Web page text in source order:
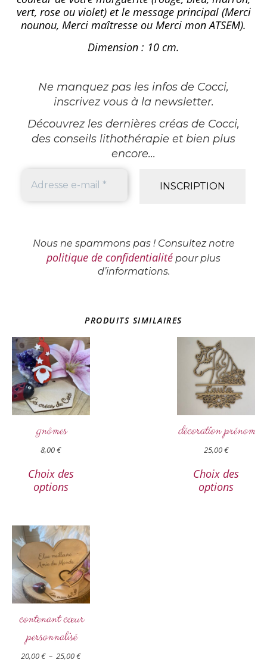
vert, rose ou violet) et le message principal (Merci
nounou, Merci maîtresse ou Merci mon ATSEM).
Dimension : 10 cm.
Ne manquez pas les infos de Cocci,
inscrivez vous à la newsletter.
Découvrez les dernières créas de Cocci,
des conseils lithothérapie et bien plus
encore...
Nous ne spammons pas ! Consultez notre
politique de confidentialité pour plus
d’informations.
PRODUITS SIMILAIRES
gnômes
8,00€
Choix des
options
décoration prénom
25,00€
Choix des
options
contenant cœur
personnalisé
20,00€ – 25,00€